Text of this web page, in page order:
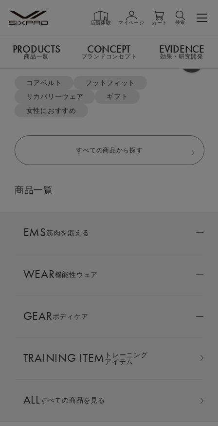
店舗体験 マイページ カート 検索
PRODUCTS商品一覧
GIFT ギフト
LIVE SHOPPING
AMBASSADOR
SIXPAD APP
COLUMN
LARGE ORDER ⼤⼝注⽂窓⼝
MULTI EMS
よく検索されているキーワード
コアベルト
フットフィット
リカバリーウェア
ギフト
女性におすすめ
すべての商品から探す
商品一覧
EMS筋肉を鍛える
WEAR機能性ウェア
GEARボディケア
TRAINING ITEM トレーニング
アイテム
ALLすべての商品を見る
PRODUCTS
商品一覧
CONCEPT
ブランドコンセプト
EVIDENCE
効果・研究開発
オーバーサイズTシャツ＆ジョガーパンツセット
オーバーサイズTシャツ ＆ ジ